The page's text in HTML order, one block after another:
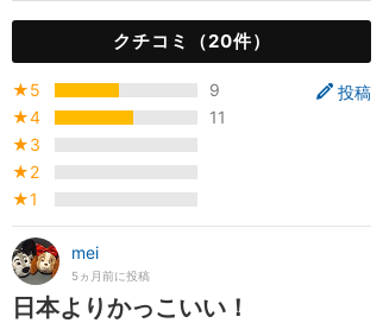
クチコミ（20件）
投稿
★5
9
★4
11
★3
★2
★1
mei
5ヵ月前に投稿
日本よりかっこいい！